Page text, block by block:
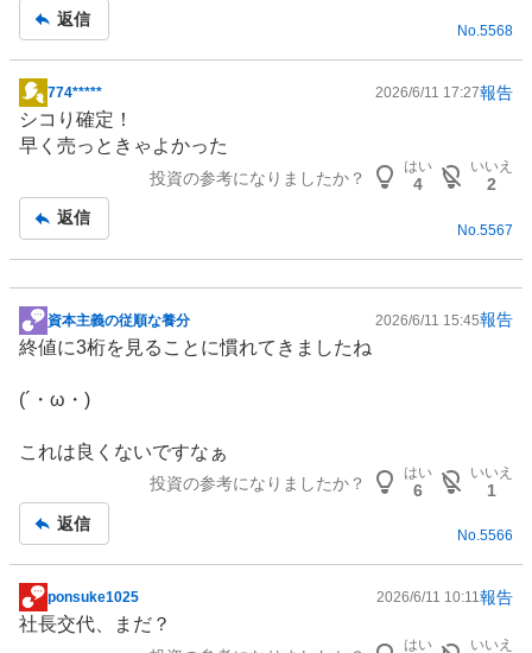
事
返信
No.5568
掲
示
板
774***** 2026/6/11 17:27報告
シコり確定！
早く売っときゃよかった
投資の参考になりましたか？
はい
4
いいえ
2
返信
No. 5567
掲
示
記
資本主義の従順な養分 2026/6/11 15:45報告
終値に3桁を見ることに慣れてきましたね
(´・ω・)
これは良くないですなぁ
投資の参考になりましたか？
はい
6
いいえ
1
返信
No.5566
掲
示
ponsuke1025 2026/6/11 10:11報告
社長交代、まだ？
はい いいえ